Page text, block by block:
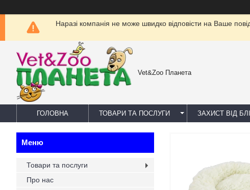
Наразі компанія не може швидко відповісти на Ваше
Vet&Zoo Планета
ГОЛОВНА ТОВАРИ ТА ПОСЛУГИ ЗАХИСТ ВІД
Товари та послуги
Про нас